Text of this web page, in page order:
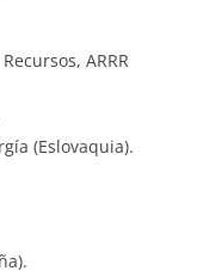
ARRR
(Eslovaquia).